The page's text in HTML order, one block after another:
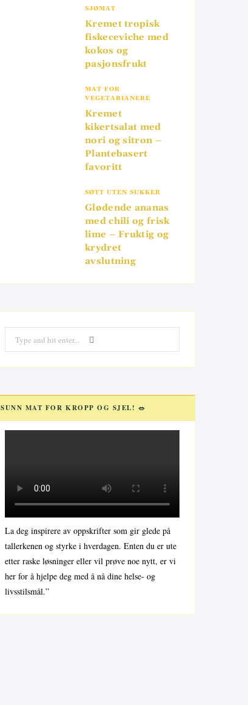
SJØMAT
Kremet tropisk
fiskeceviche med
kokos og
pasjonsfrukt
MAT FOR
VEGETARIANERE
Kremet
kikertsalat med
nori og sitron –
Plantebasert
favoritt
SØTT UTEN SUKKER
Glødende ananas
med chili og frisk
lime – Fruktig og
krydret
avslutning
for:
SUNN MAT FOR KROPP OG SJEL! 🥗
La deg inspirere av oppskrifter som gir glede på
tallerkenen og styrke i hverdagen. Enten du er ute
etter raske løsninger eller vil prøve noe nytt, er vi
her for å hjelpe deg med å nå dine helse- og
livsstilsmål.”